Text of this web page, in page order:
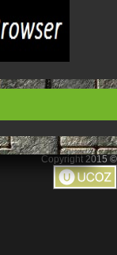
Copyright 2015 ©